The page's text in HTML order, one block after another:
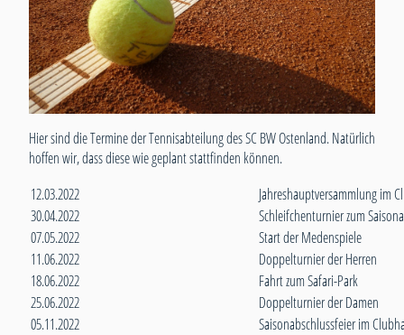
Hier sind die Termine der Tennisabteilung des SC BW Ostenland. Natürlich
hoffen wir, dass diese wie geplant stattfinden können.
12.03.2022
Jahreshauptversammlung im
30.04.2022
Schleifchenturnier zum
07.05.2022
Start der Medenspiele
11.06.2022
Doppelturnier der Herren
18.06.2022
Fahrt zum Safari-Park
25.06.2022
Doppelturnier der Damen
05.11.2022
Saisonabschlussfeier im